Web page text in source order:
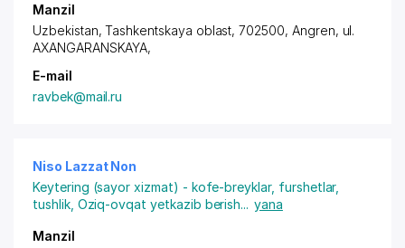
Manzil
Uzbekistan, Tashkentskaya oblast, 702500, Angren, ul.
AXANGARANSKAYA,
E-mail
ravbek@mail.ru
Niso Lazzat Non
Keytering (sayor xizmat) - kofe-breyklar, furshetlar,
tushlik, Oziq-ovqat yetkazib berish... yana
Manzil